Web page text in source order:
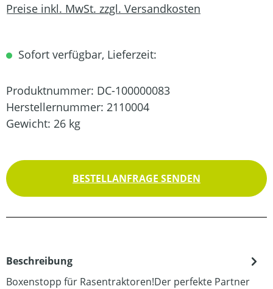
Preise inkl. MwSt. zzgl. Versandkosten
Sofort verfügbar, Lieferzeit:
Produktnummer: DC-100000083
Herstellernummer: 2110004
Gewicht: 26 kg
BESTELLANFRAGE SENDEN
Beschreibung
Boxenstopp für Rasentraktoren!Der perfekte Partner